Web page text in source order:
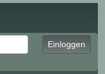
Einloggen